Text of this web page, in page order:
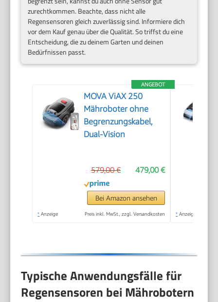
zurechtkommen. Beachte, dass nicht alle
Regensensoren gleich zuverlässig sind. Informiere dich
vor dem Kauf genau über die Qualität. So triffst du eine
Entscheidung, die zu deinem Garten und deinen
Bedürfnissen passt.
ANGEBOT
MOVA ViAX 250
Mähroboter ohne
Begrenzungskabel,
Dual-Vision
479,00 €
579,00 €
Bei Amazon ansehen
* Anzeige Preis inkl. MwSt., zzgl. Versandkosten * Anzeige
Typische Anwendungsfälle für
Regensensoren bei Mährobotern